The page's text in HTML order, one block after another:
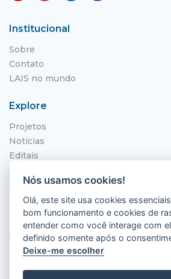
Institucional
Sobre
Contato
LAIS no mundo
Explore
Projetos
Notícias
Editais
Localização
Hospital Universitário Onofre Lopes -
Av. Nilo Peçanha, 620 - Petrópolis
Natal - RN, 59012-300
Nós usamos cookies!
Olá, este site usa cookies
bom funcionamento e cookies de
entender como você interage com
definido somente após o
Deixe-me escolher